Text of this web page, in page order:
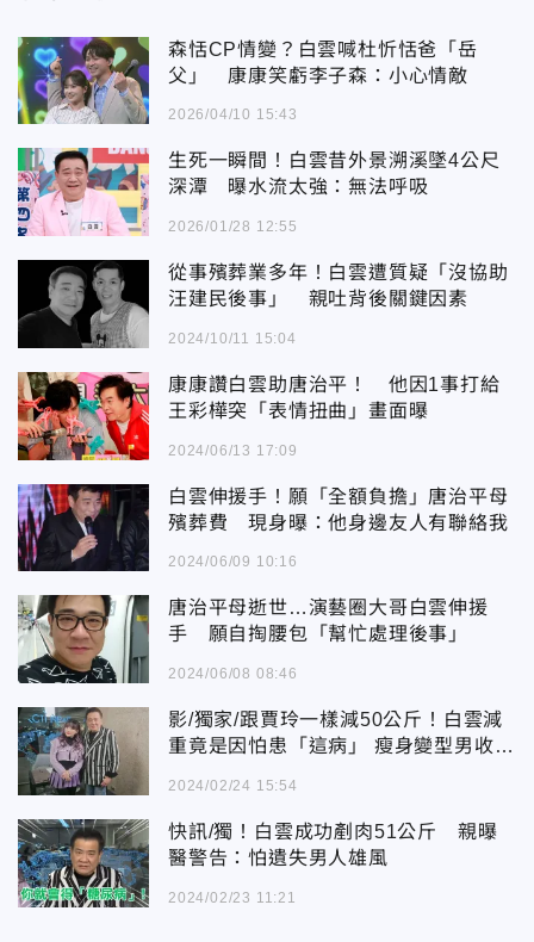
森恬CP情變？白雲喊杜忻恬爸「岳
父」 康康笑虧李子森：小心情敵
2026/04/10 15:43
生死一瞬間！白雲昔外景溯溪墜4公尺
深潭 曝水流太強：無法呼吸
2026/01/28 12:55
從事殯葬業多年！白雲遭質疑「沒協助
汪建民後事」 親吐背後關鍵因素
2024/10/11 15:04
康康讚白雲助唐治平！ 他因1事打給
王彩樺突「表情扭曲」畫面曝
2024/06/13 17:09
白雲伸援手！願「全額負擔」唐治平母
殯葬費 現身曝：他身邊友人有聯絡我
2024/06/09 10:16
唐治平母逝世…演藝圈大哥白雲伸援
手 願自掏腰包「幫忙處理後事」
2024/06/08 08:46
影/獨家/跟賈玲一樣減50公斤！白雲減
重竟是因怕患「這病」 瘦身變型男收入
2024/02/24 15:54
快訊/獨！白雲成功剷肉51公斤 親曝
醫警告：怕遺失男人雄風
2024/02/23 11:21